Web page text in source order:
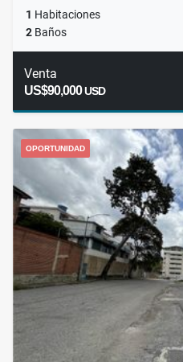
1 Habitaciones
2 Baños
Venta
US$90,000USD
OPORTUNIDAD